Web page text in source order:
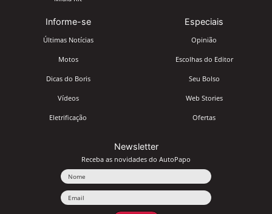
Informe-se
Últimas Notícias
Motos
Dicas do Boris
Vídeos
Eletrificação
Especiais
Opinião
Escolhas do Editor
Seu Bolso
Web Stories
Ofertas
Newsletter
Receba as novidades do AutoPapo